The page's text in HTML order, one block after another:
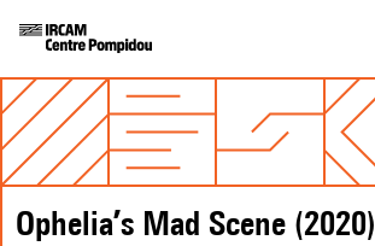
Opheliaʼs Mad Scene (2020)